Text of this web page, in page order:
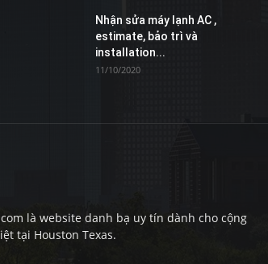
Nhận sửa máy lạnh AC ,
estimate, bảo trì và
installation...
11/10/2020
là website danh bạ uy tín dành cho cộng
tại Houston Texas.